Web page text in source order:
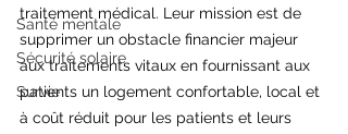
Santé mentale
Sécurité solaire
Survie
traitement médical. Leur mission est de
supprimer un obstacle financier majeur
aux traitements vitaux en fournissant aux
patients un logement confortable, local et
à coût réduit pour les patients et leurs